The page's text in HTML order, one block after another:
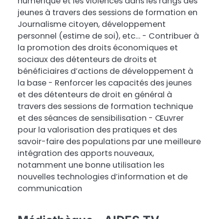
jeunes à travers des sessions de formation en
Journalisme citoyen, développement
personnel (estime de soi), etc… - Contribuer à
la promotion des droits économiques et
sociaux des détenteurs de droits et
bénéficiaires d’actions de développement à
la base - Renforcer les capacités des jeunes
et des détenteurs de droit en général à
travers des sessions de formation technique
et des séances de sensibilisation - Œuvrer
pour la valorisation des pratiques et des
savoir-faire des populations par une meilleure
intégration des apports nouveaux,
notamment une bonne utilisation les
nouvelles technologies d’information et de
communication